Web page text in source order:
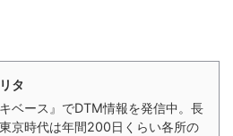
タ
キベース』でDTM情報を発信中。長
京時代は年間200日くらい各所の